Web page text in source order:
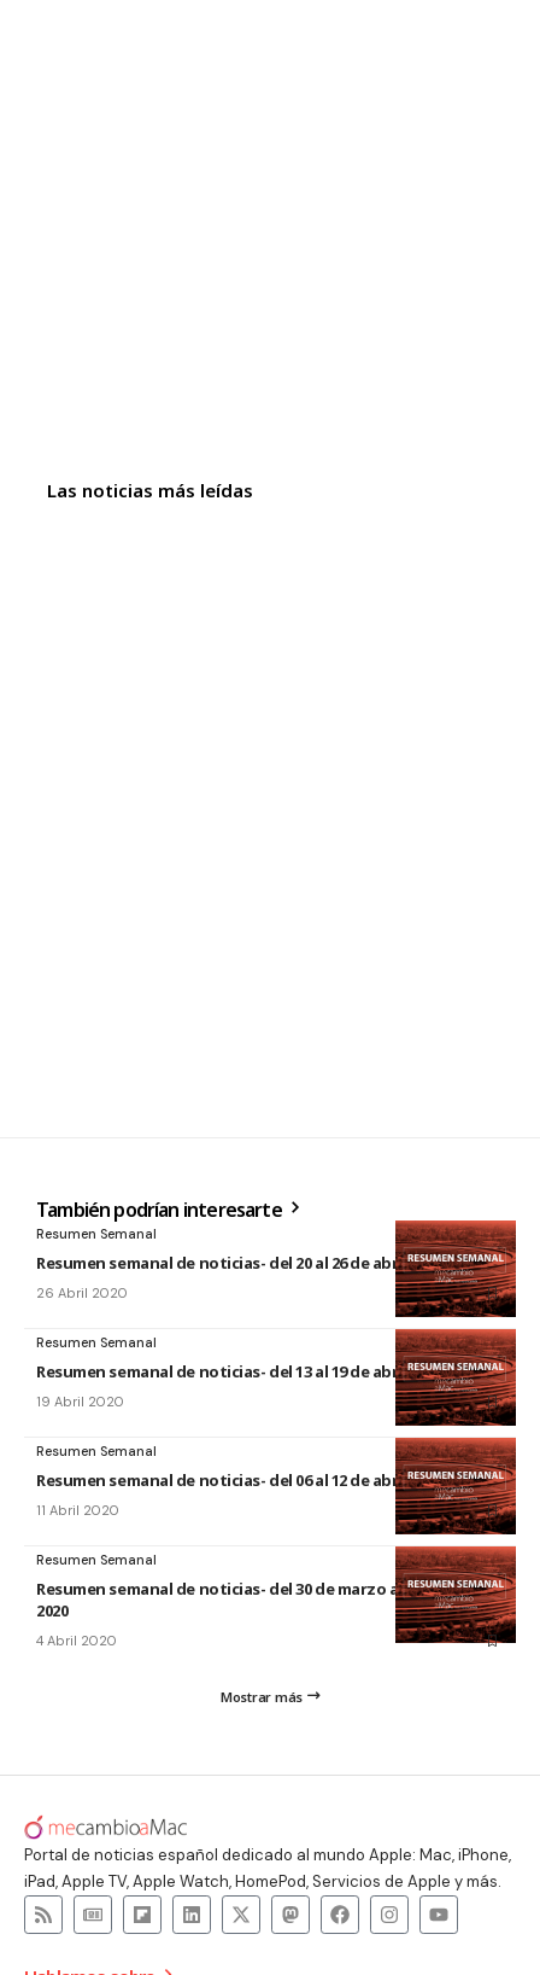
Las noticias más leídas
También podrían interesarte
Resumen Semanal
Resumen semanal de noticias- del 20 al 26 de abril de 2020
26 Abril 2020
Resumen Semanal
Resumen semanal de noticias- del 13 al 19 de abril de 2020
19 Abril 2020
Resumen Semanal
Resumen semanal de noticias- del 06 al 12 de abril de 2020
11 Abril 2020
Resumen Semanal
Resumen semanal de noticias- del 30 de marzo al 5 de abril de
2020
4 Abril 2020
Mostrar más
Portal de noticias español dedicado al mundo Apple: Mac, iPhone,
iPad, Apple TV, Apple Watch, HomePod, Servicios de Apple y más.